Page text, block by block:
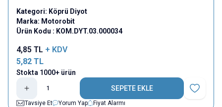
Kategori: Köprü Diyot
Marka: Motorobit
Ürün Kodu : KOM.DYT.03.000034
4,85 TL + KDV
5,82 TL
Stokta 1000+ ürün
SEPETE EKLE
Favoriye
Tavsiye Et
Yorum Yap Fiyat Alarmı